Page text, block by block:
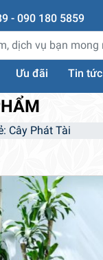
- 090 180 5859
Ưu đãi Tin tức
Cây Phát Tài